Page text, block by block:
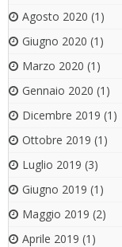
Agosto 2020 (1)
Giugno 2020 (1)
Marzo 2020 (1)
Gennaio 2020 (1)
Dicembre 2019 (1)
Ottobre 2019 (1)
Luglio 2019 (3)
Giugno 2019 (1)
Maggio 2019 (2)
Aprile 2019 (1)